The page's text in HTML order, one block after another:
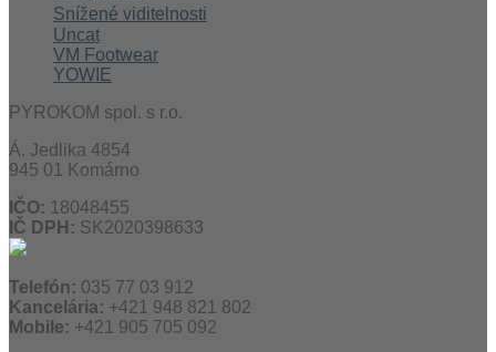
Snížené viditelnosti
Uncat
VM Footwear
YOWIE
PYROKOM spol. s r.o.
Á. Jedlika 4854
945 01 Komárno
IČO: 18048455
IČ DPH: SK2020398633
Telefón: 035 77 03 912
Kancelária: +421 948 821 802
Mobile: +421 905 705 092